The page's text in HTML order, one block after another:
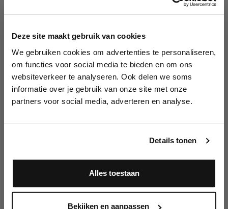
Deze site maakt gebruik van cookies
We gebruiken cookies om advertenties te personaliseren,
om functies voor social media te bieden en om ons
websiteverkeer te analyseren. Ook delen we soms
informatie over je gebruik van onze site met onze
partners voor social media, adverteren en analyse.
Details tonen
Alles toestaan
Bekijken en aanpassen
Productgalerij overslaan
Heb je onze andere
TattooPro Stencils al
10% korting?
Lees als eerste over nieuwe producten,
tutorials, aanbiedingen, evenementen,
wedstrijden en meer.
Meld je aan en ontvang direct
Ja, ik meld me aan